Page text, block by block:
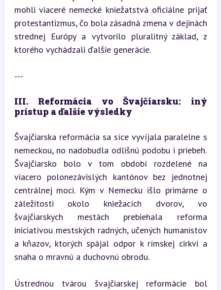
mohli viaceré nemecké kniežatstvá oficiálne prijať
protestantizmus, čo bola zásadná zmena v dejinách
strednej Európy a vytvorilo pluralitný základ, z
ktorého vychádzali ďalšie generácie.
---
III. Reformácia vo Švajčiarsku: iný
prístup a ďalšie výsledky
Švajčiarska reformácia sa síce vyvíjala paralelne s
nemeckou, no nadobudla odlišnú podobu i priebeh.
Švajčiarsko bolo v tom období rozdelené na
viacero polonezávislých kantónov bez jednotnej
centrálnej moci. Kým v Nemecku išlo primárne o
záležitosti okolo kniežacích dvorov, vo
švajčiarskych mestách prebiehala reforma
iniciatívou mestských radných, učených humanistov
a kňazov, ktorých spájal odpor k rímskej cirkvi a
snaha o mravnú a duchovnú obrodu.
Ústrednou tvárou švajčiarskej reformácie bol